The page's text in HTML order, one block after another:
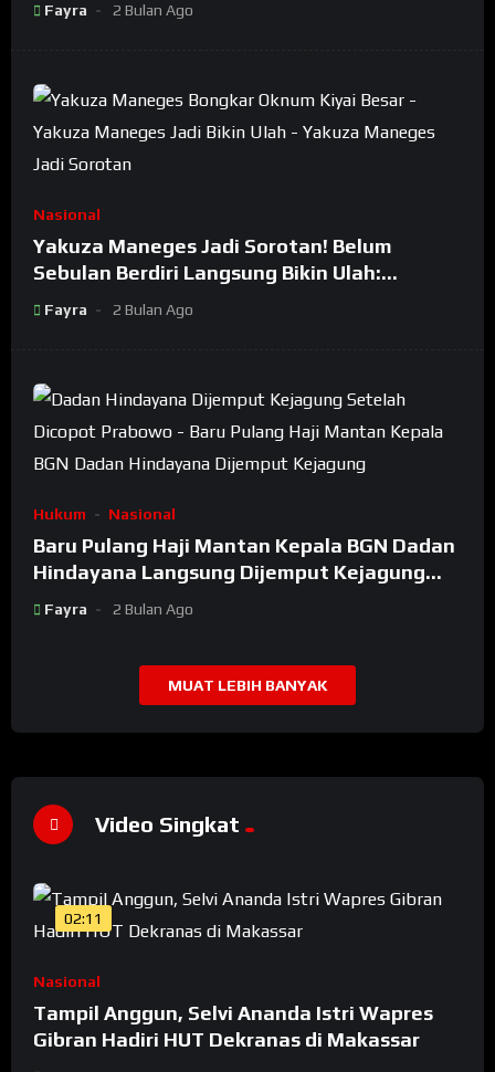
Fayra 2 Bulan Ago
Nasional
Yakuza Maneges Jadi Sorotan! Belum
Sebulan Berdiri Langsung Bikin Ulah:
Bongkar Oknum Kiyai Besar
Fayra 2 Bulan Ago
Hukum Nasional
Baru Pulang Haji Mantan Kepala BGN Dadan
Hindayana Langsung Dijemput Kejagung
Setelah Dicopot Prabowo
Fayra 2 Bulan Ago
MUAT LEBIH BANYAK
Video Singkat
02:11
Nasional
Tampil Anggun, Selvi Ananda Istri Wapres
Gibran Hadiri HUT Dekranas di Makassar